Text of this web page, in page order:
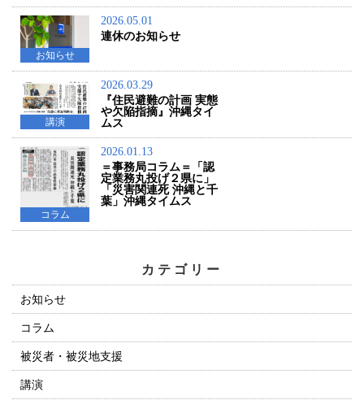
お知らせ
2026.05.01
連休のお知らせ
講演
2026.03.29
『住民避難の計画 実態
や欠陥指摘』沖縄タイ
ムス
コラム
2026.01.13
＝事務局コラム＝「認
定業務丸投げ２県に」
「災害関連死 沖縄と千
葉」沖縄タイムス
カテゴリー
お知らせ
コラム
被災者・被災地支援
講演